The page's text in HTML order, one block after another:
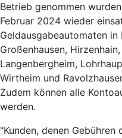
Betrieb genommen
Februar 2024 wieder
Geldausgabeautomaten in
Großenhausen,
Langenbergheim,
Wirtheim und
Zudem können alle
werden.
"Kunden, denen